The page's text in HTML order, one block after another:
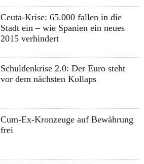
Ceuta-Krise: 65.000 fallen in die
Stadt ein – wie Spanien ein neues
2015 verhindert
Schuldenkrise 2.0: Der Euro steht
vor dem nächsten Kollaps
Cum-Ex-Kronzeuge auf Bewährung
frei